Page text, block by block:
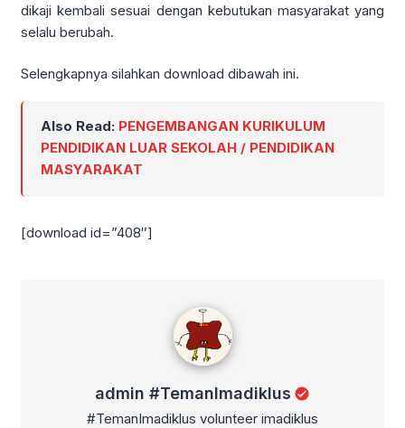
dikaji kembali sesuai dengan kebutukan masyarakat yang
selalu berubah.
Selengkapnya silahkan download dibawah ini.
Also Read: PENGEMBANGAN KURIKULUM
PENDIDIKAN LUAR SEKOLAH / PENDIDIKAN
MASYARAKAT
[download id=”408″]
admin #TemanImadiklus
#TemanImadiklus volunteer imadiklus